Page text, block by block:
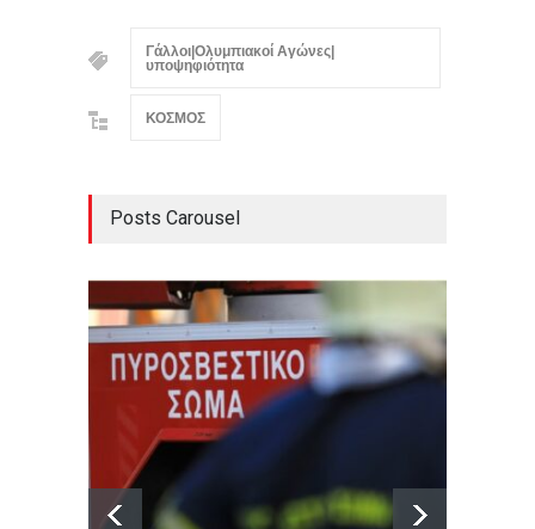
Γάλλοι|Ολυμπιακοί Αγώνες|
υποψηφιότητα
ΚΟΣΜΟΣ
Posts Carousel